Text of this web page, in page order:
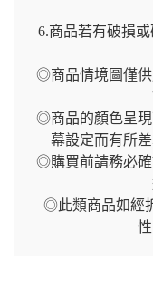
6.商品若有破損
◎商品情境圖僅供
◎商品的顏色呈現
幕設定而有所
◎購買前請務必確
◎此類商品如經